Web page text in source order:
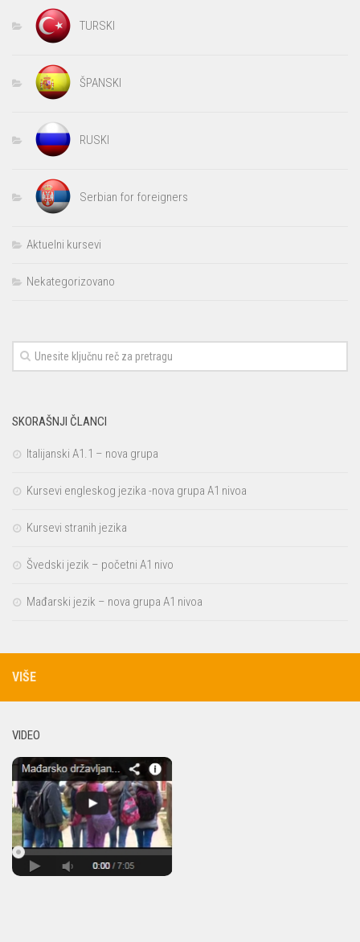
TURSKI
ŠPANSKI
RUSKI
Serbian for foreigners
Aktuelni kursevi
Nekategorizovano
SKORAŠNJI ČLANCI
Italijanski A1.1 – nova grupa
Kursevi engleskog jezika -nova grupa A1 nivoa
Kursevi stranih jezika
Švedski jezik – početni A1 nivo
Mađarski jezik – nova grupa A1 nivoa
VIŠE
VIDEO